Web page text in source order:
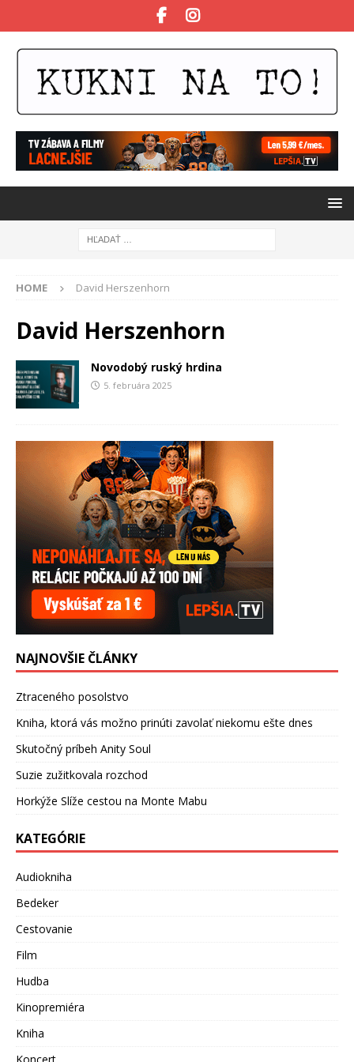
HOME David Herszenhorn
David Herszenhorn
Novodobý ruský hrdina
5. februára 2025
NAJNOVŠIE ČLÁNKY
Ztraceného posolstvo
Kniha, ktorá vás možno prinúti zavolať niekomu ešte dnes
Skutočný príbeh Anity Soul
Suzie zužitkovala rozchod
Horkýže Slíže cestou na Monte Mabu
KATEGÓRIE
Audiokniha
Bedeker
Cestovanie
Film
Hudba
Kinopremiéra
Kniha
Koncert